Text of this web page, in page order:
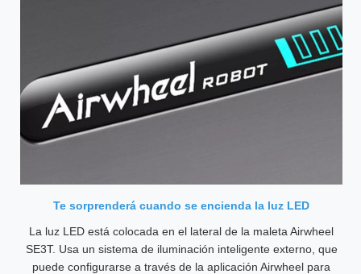
Te sorprenderá cuando se encienda la luz LED
La luz LED está colocada en el lateral de la maleta Airwheel
SE3T. Usa un sistema de iluminación inteligente externo, que
puede configurarse a través de la aplicación Airwheel para